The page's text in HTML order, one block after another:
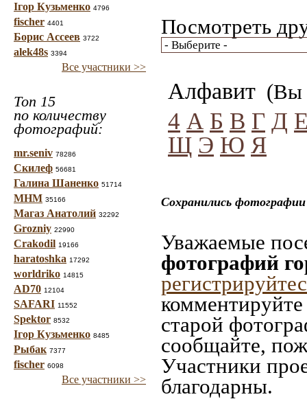
Ігор Кузьменко 4796
fischer 4401
Борис Ассеев 3722
alek48s 3394
Все участники >>
Топ 15
по количеству
фотографий:
mr.seniv 78286
Скилеф 56681
Галина Шаненко 51714
МНМ 35166
Магаз Анатолий 32292
Grozniy 22990
Crakodil 19166
haratoshka 17292
worldriko 14815
AD70 12104
SAFARI 11552
Spektor 8532
Ігор Кузьменко 8485
Рыбак 7377
fischer 6098
Все участники >>
Посмотреть
Алфавит (Вы
4 А Б В Г Д
Щ Э Ю Я
Сохранились
Уважаемые
фотографий
старой
сообщайте,
Участники
благодарны.